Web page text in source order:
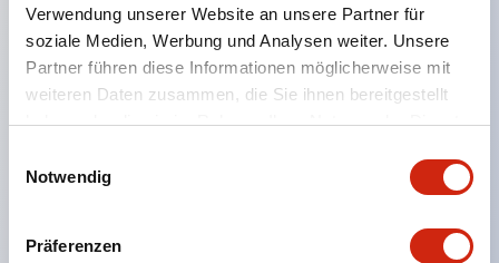
Verwendung unserer Website an unsere Partner für
soziale Medien, Werbung und Analysen weiter. Unsere
Partner führen diese Informationen möglicherweise mit
weiteren Daten zusammen, die Sie ihnen bereitgestellt
haben oder die sie im Rahmen Ihrer Nutzung der Dienste
Notwendig
Präferenzen
Pushlock-Drehzurückstellung und Push-Pull-
Funktionen in derselben Einheit integriert,
Zwei Knopfgrößen - 30 mm und 40 mm,
Schutzart IP65 (IEC60529),
UL anerkannt, c-UL zugelassen, EN-konform.